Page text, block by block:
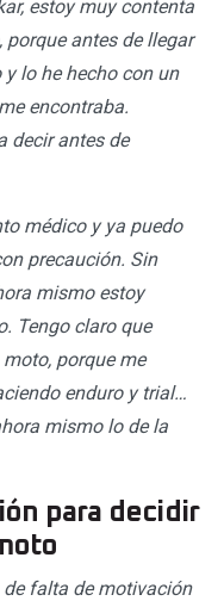
estoy muy contenta
antes de llegar
lo he hecho con un
encontraba.
decir antes de
médico y ya puedo
precaución. Sin
mismo estoy
Tengo claro que
porque me
enduro y trial…
mismo lo de la
para decidir
de falta de motivación